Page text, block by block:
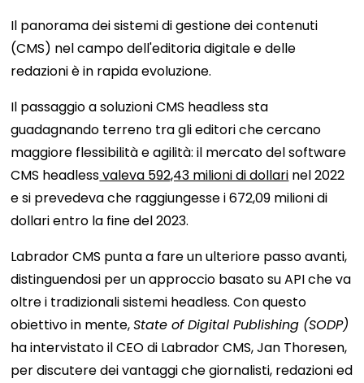
Il panorama dei sistemi di gestione dei contenuti
(CMS) nel campo dell'editoria digitale e delle
redazioni è in rapida evoluzione.
Il passaggio a soluzioni CMS headless sta
guadagnando terreno tra gli editori che cercano
maggiore flessibilità e agilità: il mercato del software
CMS headlessvaleva 592,43 milioni di dollari nel 2022
e si prevedeva che raggiungesse i 672,09 milioni di
dollari entro la fine del 2023.
Labrador CMS punta a fare un ulteriore passo avanti,
distinguendosi per un approccio basato su API che va
oltre i tradizionali sistemi headless. Con questo
obiettivo in mente,State of Digital Publishing (SODP)
ha intervistato il CEO di Labrador CMS, Jan Thoresen,
per discutere dei vantaggi che giornalisti, redazioni ed